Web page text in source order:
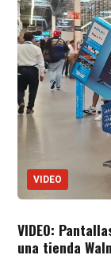
VIDEO
VIDEO:
una tienda